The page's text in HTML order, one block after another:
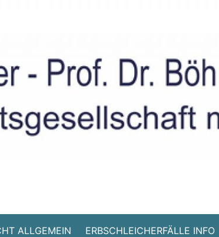
ALLGEMEIN
ERBSCHLEICHERFÄLLE INFO